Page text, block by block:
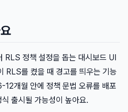
정책 설정을 돕는 대시보드 UI
RLS를 켰을 때 경고를 띄우는 기능
12개월 안에 정책 문법 오류를 배포
출시될 가능성이 높아요.